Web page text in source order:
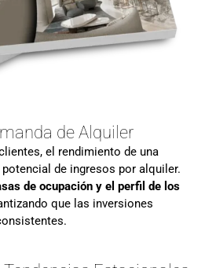
de Alquiler
el rendimiento de una
de ingresos por alquiler.
de ocupación y el perfil de los
que las inversiones